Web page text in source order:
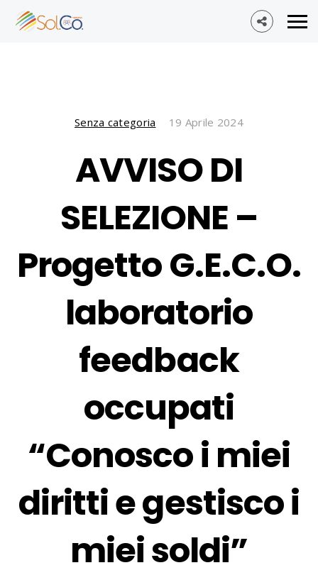
Senza categoria 19 Aprile 2024
AVVISO DI
SELEZIONE –
Progetto G.E.C.O.
laboratorio
feedback
occupati
“Conosco i miei
diritti e gestisco i
miei soldi”